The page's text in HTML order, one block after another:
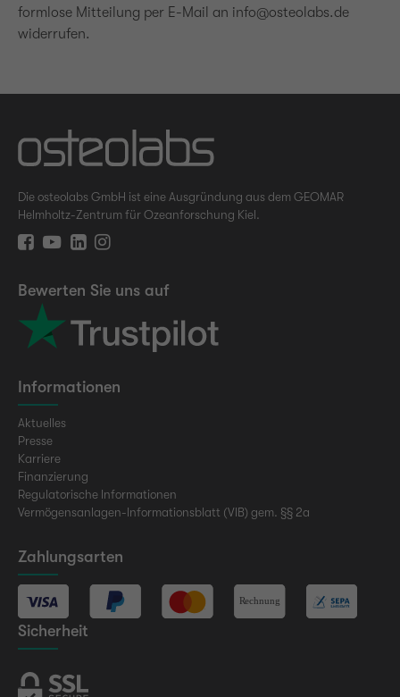
formlose Mitteilung per E-Mail an info@osteolabs.de
widerrufen.
Die osteolabs GmbH ist eine Ausgründung aus dem GEOMAR
Helmholtz-Zentrum für Ozeanforschung Kiel.
Bewerten Sie uns auf
Informationen
Aktuelles
Presse
Karriere
Finanzierung
Regulatorische Informationen
Vermögensanlagen-Informationsblatt (VIB) gem. §§ 2a
Zahlungsarten
Sicherheit